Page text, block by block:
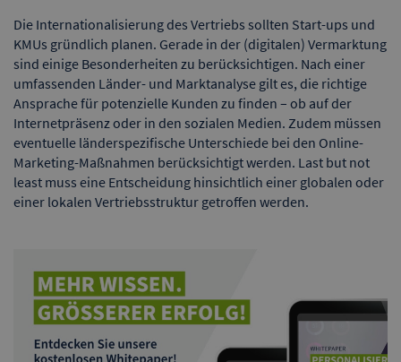
Die Internationalisierung des Vertriebs sollten Start-ups und
KMUs gründlich planen. Gerade in der (digitalen) Vermarktung
sind einige Besonderheiten zu berücksichtigen. Nach einer
umfassenden Länder- und Marktanalyse gilt es, die richtige
Ansprache für potenzielle Kunden zu finden – ob auf der
Internetpräsenz oder in den sozialen Medien. Zudem müssen
eventuelle länderspezifische Unterschiede bei den Online-
Marketing-Maßnahmen berücksichtigt werden. Last but not
least muss eine Entscheidung hinsichtlich einer globalen oder
einer lokalen Vertriebsstruktur getroffen werden.